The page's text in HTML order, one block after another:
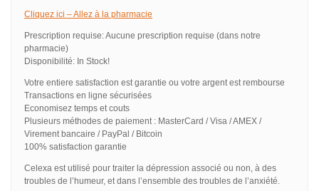
Cliquez ici – Allez à la pharmacie
Prescription requise: Aucune prescription requise (dans notre
pharmacie)
Disponibilité: In Stock!
Votre entiere satisfaction est garantie ou votre argent est rembourse
Transactions en ligne sécurisées
Economisez temps et couts
Plusieurs méthodes de paiement : MasterCard / Visa / AMEX /
Virement bancaire / PayPal / Bitcoin
100% satisfaction garantie
Celexa est utilisé pour traiter la dépression associé ou non, à des
troubles de l’humeur, et dans l’ensemble des troubles de l’anxiété.